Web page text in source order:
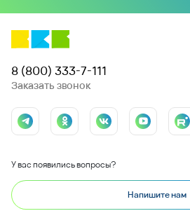
8 (800) 333-7-111
Заказать звонок
У вас появились вопросы?
Напишите нам